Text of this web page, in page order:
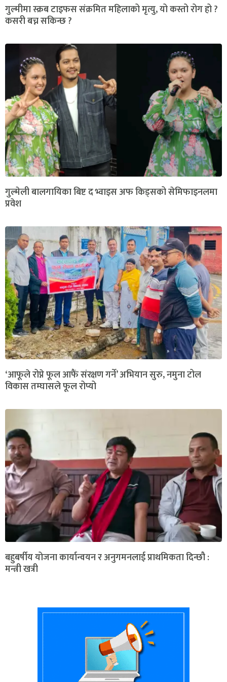
गुल्मीमा स्क्रब टाइफस संक्रमित महिलाको मृत्यु, यो कस्तो रोग हो ?
कसरी बच्न सकिन्छ ?
गुल्मेली बालगायिका बिष्ट द भ्वाइस अफ किड्सको सेमिफाइनलमा
प्रवेश
‘आफूले रोप्ने फूल आफैं संरक्षण गर्ने’ अभियान सुरु, नमुना टोल
विकास तम्घासले फूल रोप्यो
बहुबर्षीय योजना कार्यान्वयन र अनुगमनलाई प्राथमिकता दिन्छौ :
मन्त्री खत्री